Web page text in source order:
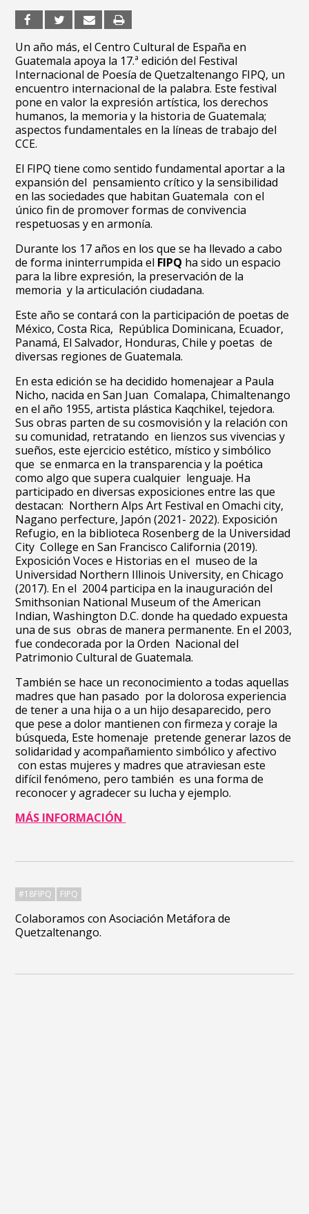
Colaboramos con Asociación Metáfora de
Quetzaltenango.
Un año más, el Centro Cultural de España en
Guatemala apoya la 17.ª edición del Festival
Internacional de Poesía de Quetzaltenango FIPQ, un
encuentro internacional de la palabra. Este festival
pone en valor la expresión artística, los derechos
humanos, la memoria y la historia de Guatemala;
aspectos fundamentales en la líneas de trabajo del
CCE.
El FIPQ tiene como sentido fundamental aportar a la
expansión del pensamiento crítico y la sensibilidad
en las sociedades que habitan Guatemala con el
único fin de promover formas de convivencia
respetuosas y en armonía.
Durante los 17 años en los que se ha llevado a cabo
de forma ininterrumpida el FIPQ ha sido un espacio
para la libre expresión, la preservación de la
memoria y la articulación ciudadana.
Este año se contará con la participación de poetas de
México, Costa Rica, República Dominicana, Ecuador,
Panamá, El Salvador, Honduras, Chile y poetas de
diversas regiones de Guatemala.
En esta edición se ha decidido homenajear a Paula
Nicho, nacida en San Juan Comalapa, Chimaltenango
en el año 1955, artista plástica Kaqchikel, tejedora.
Sus obras parten de su cosmovisión y la relación con
su comunidad, retratando en lienzos sus vivencias y
sueños, este ejercicio estético, místico y simbólico
que se enmarca en la transparencia y la poética
como algo que supera cualquier lenguaje. Ha
participado en diversas exposiciones entre las que
destacan: Northern Alps Art Festival en Omachi city,
Nagano perfecture, Japón (2021- 2022). Exposición
Refugio, en la biblioteca Rosenberg de la Universidad
City College en San Francisco California (2019).
Exposición Voces e Historias en el museo de la
Universidad Northern Illinois University, en Chicago
(2017). En el 2004 participa en la inauguración del
Smithsonian National Museum of theAmerican
Indian, Washington D.C. donde ha quedado expuesta
una de sus obras de manera permanente. En el 2003,
fue condecorada por la Orden Nacional del
Patrimonio Cultural de Guatemala.
También se hace un reconocimiento a todas aquellas
madres que han pasado por la dolorosa experiencia
de tener a una hija o a un hijo desaparecido, pero
que pese a dolor mantienen con firmeza y coraje la
búsqueda, Este homenaje pretende generar lazos de
solidaridad y acompañamiento simbólico y afectivo
con estas mujeres y madres que atraviesan este
difícil fenómeno, pero también es una forma de
reconocer y agradecer su lucha y ejemplo.
MÁS INFORMACIÓN
#18FIPQ FIPQ